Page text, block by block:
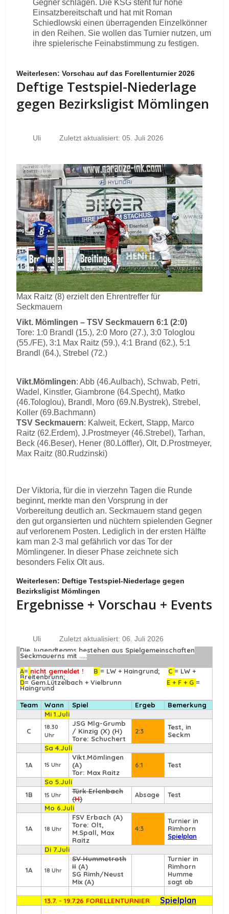
Gegner schlagen. Die KSG steht für hohe
Einsatzbereitschaft und hat mit Roman
Schiedlowski einen überragenden Einzelkönner
in den Reihen. Sie wollen das Turnier nutzen, um
ihre spielerische Feinabstimmung zu festigen.
Weiterlesen: Vorschau auf das Forellenturnier 2026
Deftige Testspiel-Niederlage
gegen Bezirksligist Mömlingen
Uli Zuletzt aktualisiert: 05. Juli 2026
Max Raitz (8) erzielt den Ehrentreffer für
Seckmauern
Vikt. Mömlingen – TSV Seckmauern 6:1 (2:0)
Tore: 1:0 Brandl (15.), 2:0 Moro (27.), 3:0 Tologlou
(55./FE), 3:1 Max Raitz (59.), 4:1 Brand (62.), 5:1
Brandl (64.), Strebel (72.)
Vikt.Mömlingen: Abb (46.Aulbach), Schwab, Petri,
Wadel, Kinstler, Giambrone (64.Specht), Matko
(46.Tologlou), Brandl, Moro (69.N.Bystrek), Strebel,
Koller (69.Bachmann)
TSV Seckmauern: Kalweit, Eckert, Stapp, Marco
Raitz (62.Erdem), J.Prostmeyer (46.Strebel), Tarhan,
Beck (46.Beser), Hener (80.Löffler), Olt, D.Prostmeyer,
Max Raitz (80.Rudzinski)
Der Viktoria, für die in vierzehn Tagen die Runde
beginnt, merkte man den Vorsprung in der
Vorbereitung deutlich an. Seckmauern stand gegen
den gut organsierten und nüchtern spielenden Gegner
auf verlorenem Posten. Lediglich in der ersten Hälfte
kam man 2-3 mal gefährlich vor das Tor der
Mömlingener. In dieser Phase zeichnete sich
besonders Felix Olt aus.
Weiterlesen: Deftige Testspiel-Niederlage gegen
Bezirksligist Mömlingen
Ergebnisse + Vorschau + Events
Uli
Zuletzt aktualisiert: 06. Juli 2026
Die Jugendteams bestehen aus Spielgemeinschaften
Seckmauerns mit .....
A= nicht gemeldet ! B = LW + Haingrund;C = LW +
Breitenbrunn;
D= Gem.Lützelbach + Vielbrunn E + F + G =
Haingrund
Team Wann Spiel Ergeb
Bemerkung
Mi 1.Juli
C
18.30
Uhr
JSG Mlg-Grumb
/ Kinzig (X) (H)
Tore: Schuchert
2:3
Test, in
Seckm
Sa 4.Juli
1A 15 Uhr
Vikt.Mömlingen
(A)
Tor: Max Raitz
6:1 Test
So 5.Juli
1B
15 Uhr
Türk Erlenbach
(H) Absage
Test
Mo 6.Juli
1A 18 Uhr
FSV Erbach (A)
Tore: Olt,
M.Spall, Max
Raitz
4:3
Turnier in
Rimhorn
Spielplan
Di 7.Juli
1A 18 Uhr
SV Hummetroth
II (A)
SG Rimh/Neust
Mix (A)
Turnier in
Rimhorn
Humme
sagt ab
13.7. - 19.7.26 FORELLENTURNIER Spielplan